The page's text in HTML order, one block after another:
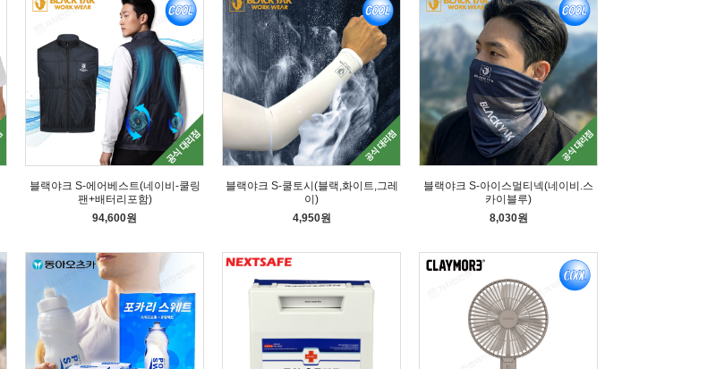
블랙야크 S-에어베스트(네이비-쿨링
팬+배터리포함)
94,600원
블랙야크 S-쿨토시(블랙,화이트,그레
이)
4,950원
블랙야크 S-아이스멀티넥(네이비.스
카이블루)
8,030원